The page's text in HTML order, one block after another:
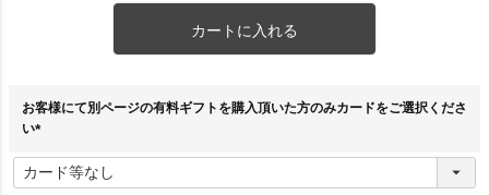
カートに入れる
お客様にて別ページの有料ギフトを購入頂いた方のみカードをご選択くださ
い
必
須